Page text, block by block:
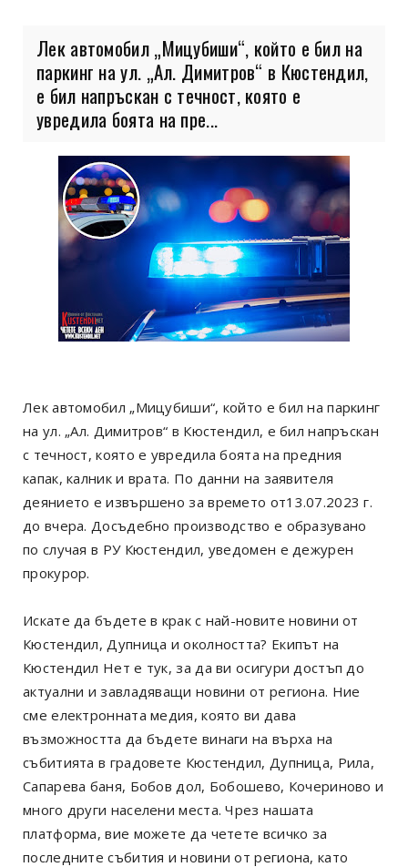
Лек автомобил „Мицубиши“, който е бил на
паркинг на ул. „Ал. Димитров“ в Кюстендил,
е бил напръскан с течност, която е
увредила боята на пре...
Лек автомобил „Мицубиши“, който е бил на паркинг
на ул. „Ал. Димитров“ в Кюстендил, е бил напръскан
с течност, която е увредила боята на предния
капак, калник и врата. По данни на заявителя
деянието е извършено за времето от13.07.2023 г.
до вчера. Досъдебно производство е образувано
по случая в РУ Кюстендил, уведомен е дежурен
прокурор.
Искате да бъдете в крак с най-новите новини от
Кюстендил, Дупница и околността? Екипът на
Кюстендил Нет е тук, за да ви осигури достъп до
актуални и завладяващи новини от региона. Ние
сме електронната медия, която ви дава
възможността да бъдете винаги на върха на
събитията в градовете Кюстендил, Дупница, Рила,
Сапарева баня, Бобов дол, Бобошево, Кочериново и
много други населени места. Чрез нашата
платформа, вие можете да четете всичко за
последните събития и новини от региона, като